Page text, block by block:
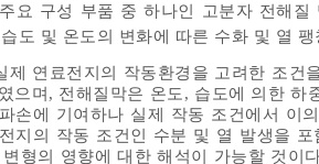
요 구성 부품 중 하나인 고분자 전해질
도 및 온도의 변화에 따른 수화 및 열
제 연료전지의 작동환경을 고려한 조
으며, 전해질막은 온도, 습도에 의한
손에 기여하나 실제 작동 조건에서 이
지의 작동 조건인 수분 및 열 발생을
형의 영향에 대한 해석이 가능할 것이